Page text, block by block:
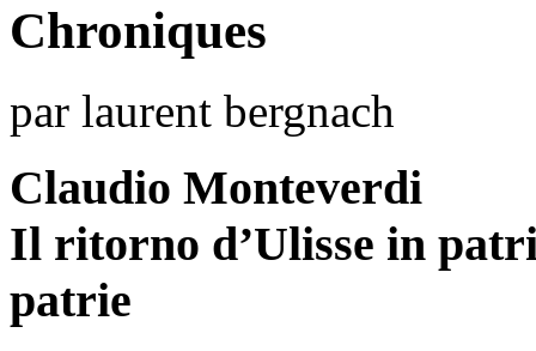
Chroniques
par laurent bergnach
Claudio Monteverdi
Il ritorno d’Ulisse in
patrie